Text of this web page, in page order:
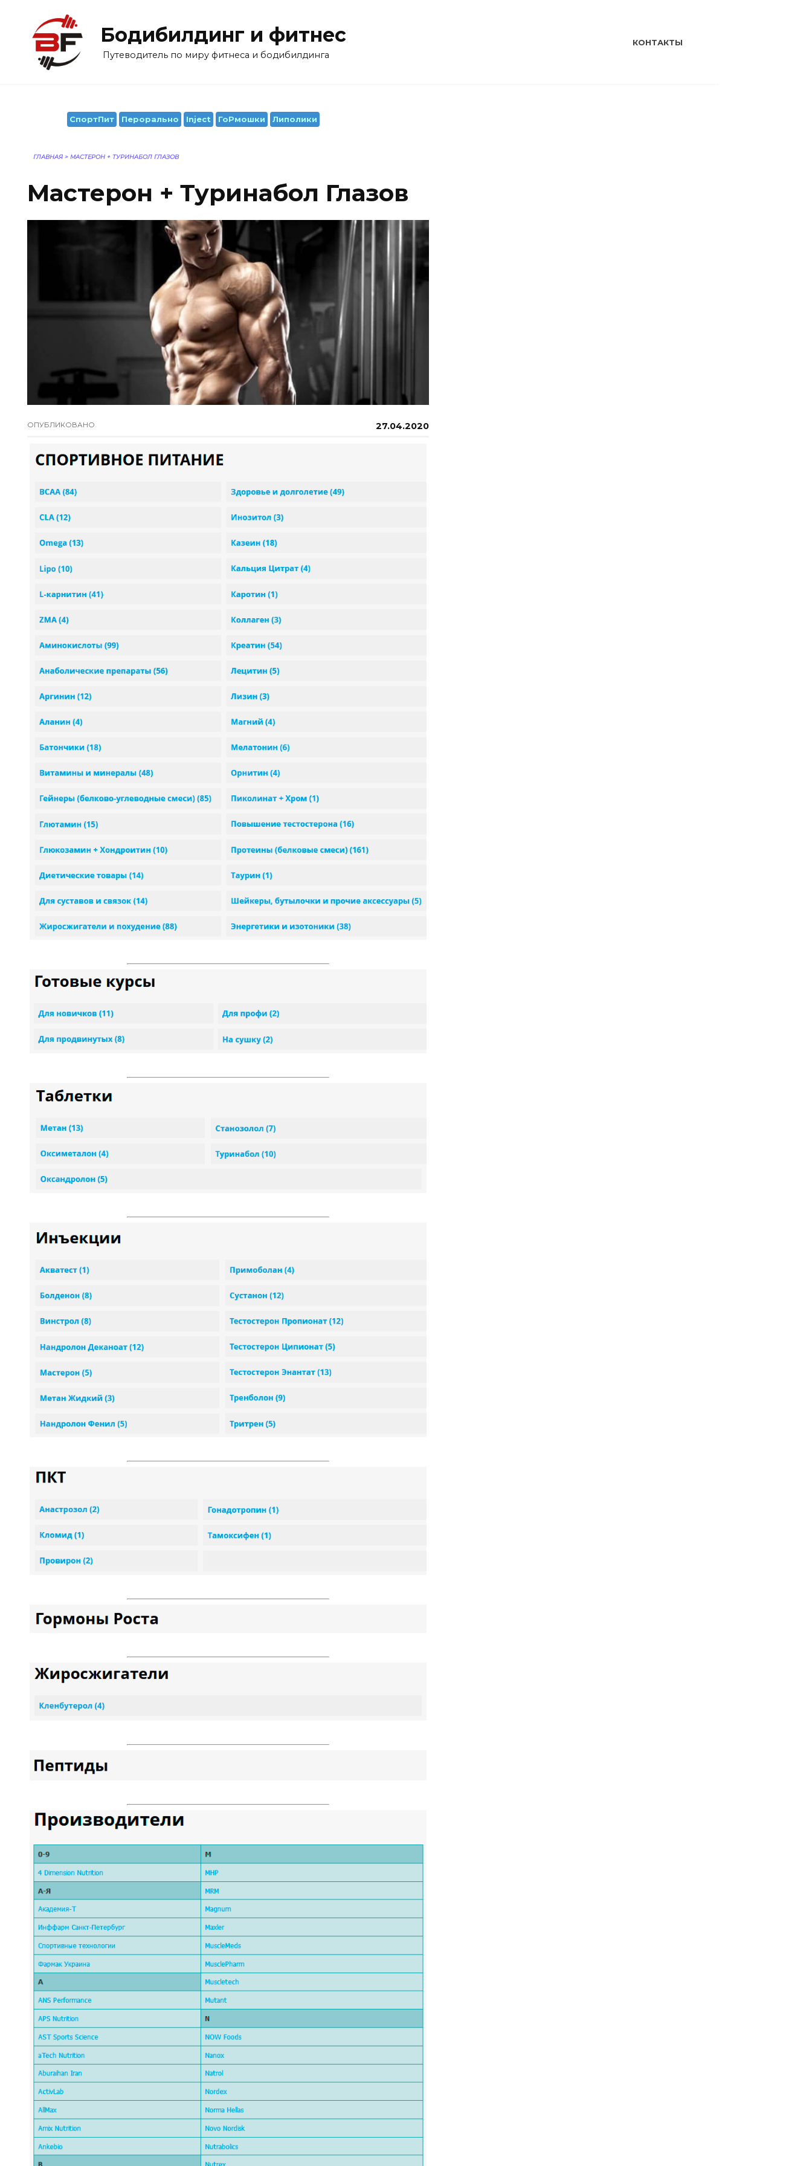
содержанию
Бодибилдинг и фитнес
Путеводитель по миру фитнеса и бодибилдинга
КОНТАКТЫ
СпортПит Перорально Inject ГоРмошки Липолики
ГЛАВНАЯ > МАСТЕРОН + ТУРИНАБОЛ ГЛАЗОВ
Мастерон + Туринабол Глазов
ОПУБЛИКОВАНО 27.04.2020